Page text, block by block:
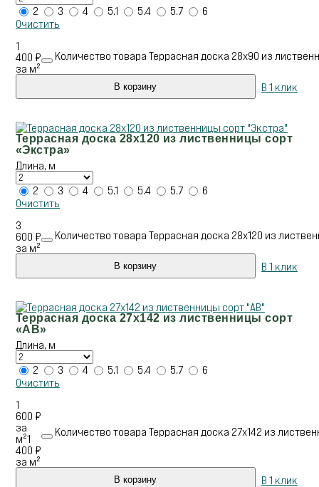
2 3 4 5.1 5.4 5.7
6
Очистить
1
400 ₽
за м²
Количество товара Террасная доска 28х90 из
В корзину В 1 клик
Террасная доска 28х120 из лиственницы сорт
«Экстра»
Длина, м
2
3 4 5.1 5.4 5.7
6
Очистить
3
600 ₽
за м²
Количество товара Террасная доска 28х120 из
В корзину В 1 клик
Террасная доска 27х142 из лиственницы сорт
«АВ»
Длина, м
2
3 4 5.1 5.4 5.7
6
Очистить
1
600 ₽
за
м²1
400 ₽
за м²
Количество товара Террасная доска 27х142 из
В корзину В 1 клик